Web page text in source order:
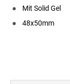
Mit Solid Gel
48x50mm